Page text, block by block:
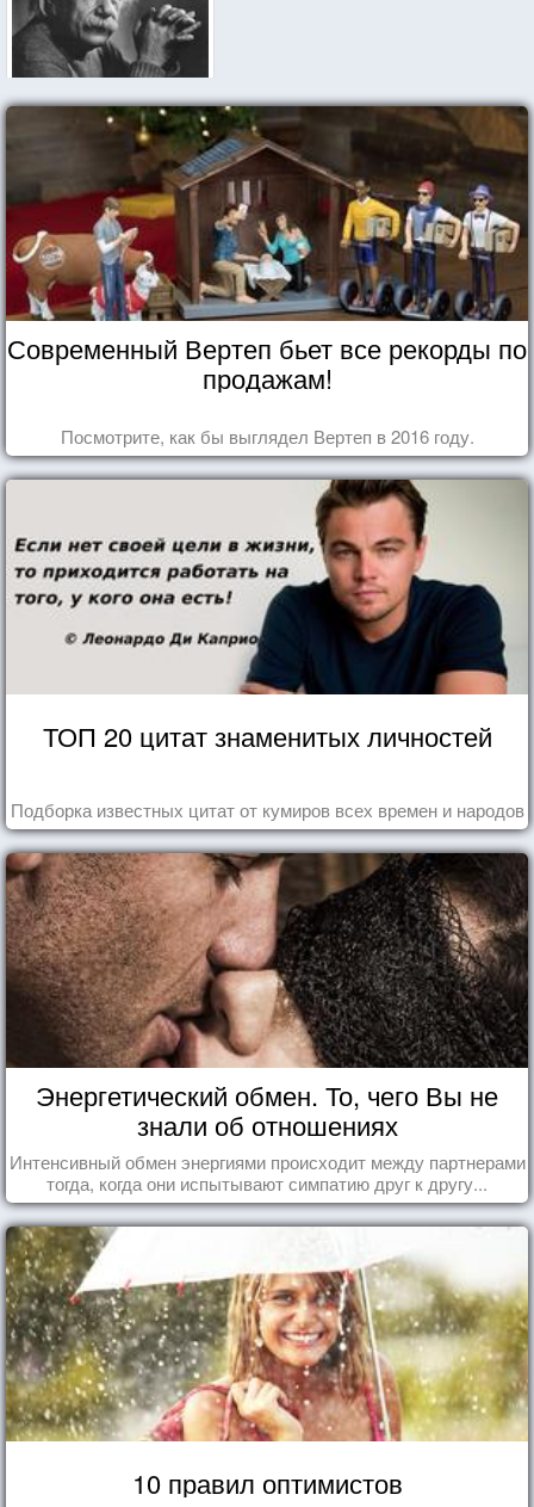
Современный Вертеп бьет все рекорды по
продажам!
Посмотрите, как бы выглядел Вертеп в 2016 году.
ТОП 20 цитат знаменитых личностей
Подборка известных цитат от кумиров всех времен и народов
Энергетический обмен. То, чего Вы не
знали об отношениях
Интенсивный обмен энергиями происходит между партнерами
тогда, когда они испытывают симпатию друг к другу...
10 правил оптимистов